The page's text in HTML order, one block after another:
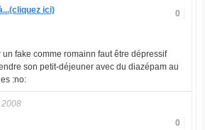
0
ici)
un fake comme romainn faut être dépressif
son petit-déjeuner avec du diazépam au
:no:
0